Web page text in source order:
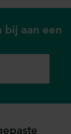
bij aan een